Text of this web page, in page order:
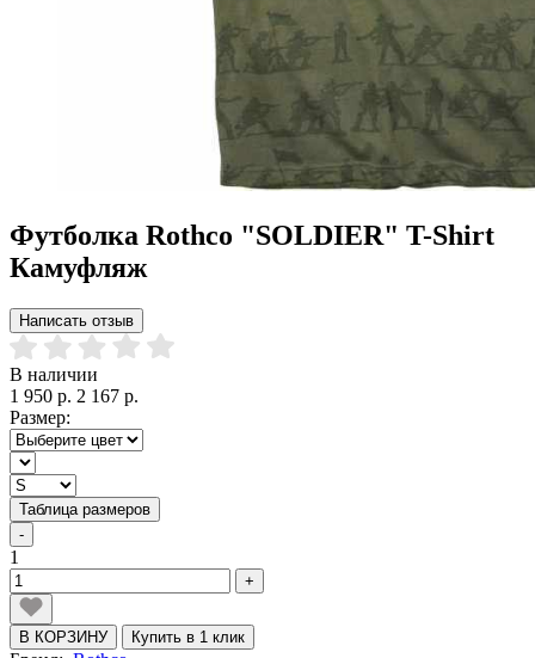
Футболка Rothco "SOLDIER" T-Shirt
Камуфляж
Написать отзыв
В наличии
1 950 р. 2 167 р.
Размер:
Таблица размеров
-
1
+
В КОРЗИНУ Купить в 1 клик